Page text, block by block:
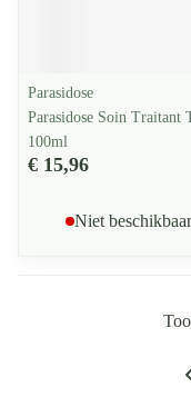
Parasidose
Parasidose Soin Traitant
100ml
€ 15,96
Niet beschikbaar